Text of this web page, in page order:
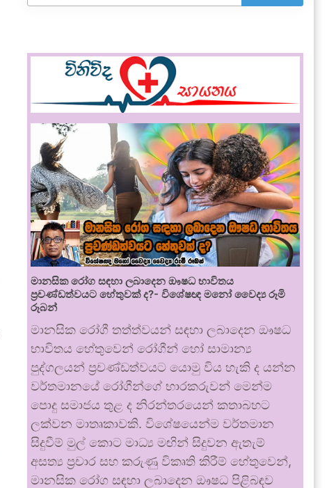
මානසික රෝග සඳහා ලබාදෙන ඖෂධ භාවිතය
ප්‍රචණ්ඩත්වයට හේතුවක් ද?- විශේෂඥ මනෝ වෛද්‍ය රූමි
රූබන්
මානසික රෝගී තත්ත්වයන් සඳහා ලබාදෙන ඖෂධ
භාවිතය හේතුවෙන් රෝගීන් හෝ සාමාන්‍ය
පුද්ගලයන් ප්‍රචණ්ඩත්වයට යොමු විය හැකි ද යන්න
වර්තමානයේ රෝගීන්ගේ භාරකරුවන් මෙන්ම
පොදු සමාජය තුළ ද නිරන්තරයෙන් කතාබහට
ලක්වන මාතෘකාවකි. විශේෂයෙන්ම වර්තමාන
සිදුවීම් මුල් කොට මාධ්‍ය මඟින් සිදුවන ඇතැම්
අසත්‍ය ප්‍රචාර සහ කරුණු විකෘති කිරීම් හේතුවෙන්,
මානසික රෝග සඳහා ලබාදෙන ඖෂධ පිළිබඳව